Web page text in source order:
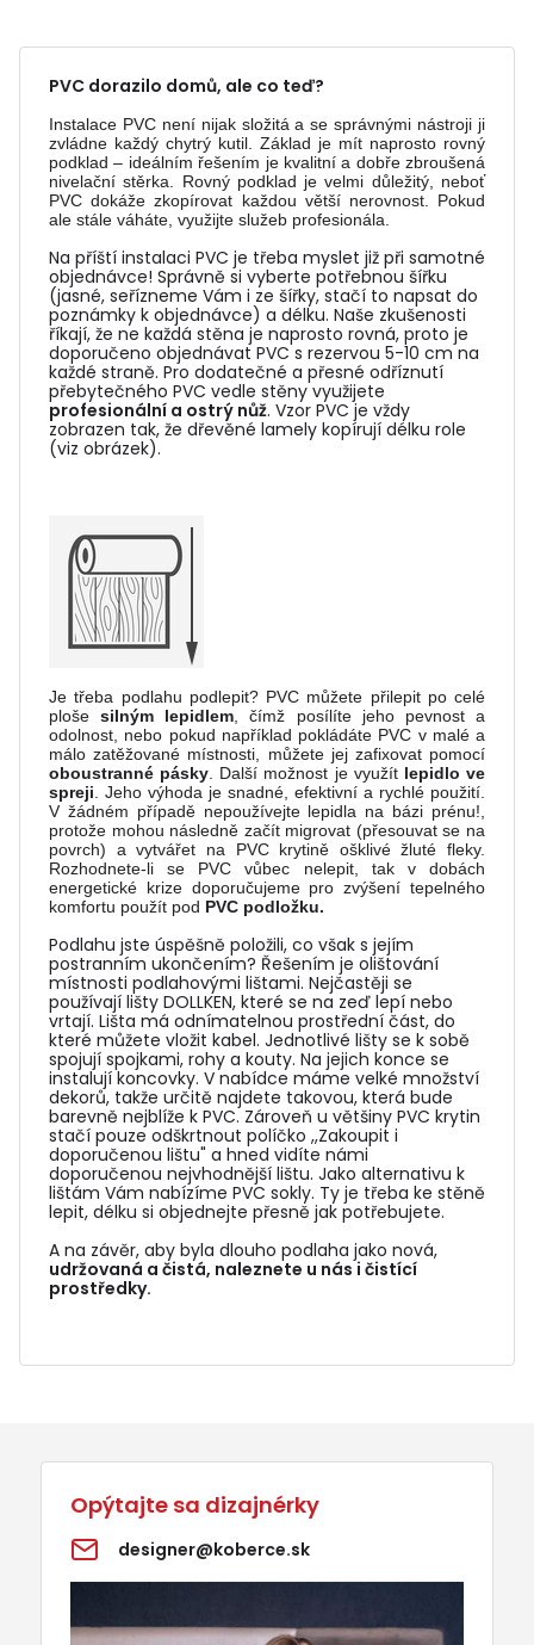
PVC dorazilo domů, ale co teď?
Instalace PVC není nijak složitá a se správnými nástroji ji
zvládne každý chytrý kutil. Základ je mít naprosto rovný
podklad – ideálním řešením je kvalitní a dobře zbroušená
nivelační stěrka. Rovný podklad je velmi důležitý, neboť
PVC dokáže zkopírovat každou větší nerovnost. Pokud
ale stále váháte, využijte služeb profesionála.
Na příští instalaci PVC je třeba myslet již při samotné
objednávce! Správně si vyberte potřebnou šířku
(jasné, seřízneme Vám i ze šířky, stačí to napsat do
poznámky k objednávce) a délku. Naše zkušenosti
říkají, že ne každá stěna je naprosto rovná, proto je
doporučeno objednávat PVC s rezervou 5-10 cm na
každé straně. Pro dodatečné a přesné odříznutí
přebytečného PVC vedle stěny využijete
profesionální a ostrý nůž. Vzor PVC je vždy
zobrazen tak, že dřevěné lamely kopírují délku role
(viz obrázek).
Je třeba podlahu podlepit? PVC můžete přilepit po celé
plošesilným lepidlem, čímž posílíte jeho pevnost a
odolnost, nebo pokud například pokládáte PVC v malé a
málo zatěžované místnosti, můžete jej zafixovat pomocí
oboustranné pásky. Další možnost je využít lepidlo ve
spreji. Jeho výhoda je snadné, efektivní a rychlé použití.
V žádném případě nepoužívejte lepidla na bázi prénu!,
protože mohou následně začít migrovat (přesouvat se na
povrch) a vytvářet na PVC krytině ošklivé žluté fleky.
Rozhodnete-li se PVC vůbec nelepit, tak v dobách
energetické krize doporučujeme pro zvýšení tepelného
komfortu použít pod PVC podložku.
Podlahu jste úspěšně položili, co však s jejím
postranním ukončením? Řešením je olištování
místnosti podlahovými lištami. Nejčastěji se
používají lišty DOLLKEN, které se na zeď lepí nebo
vrtají. Lišta má odnímatelnou prostřední část, do
které můžete vložit kabel. Jednotlivé lišty se k sobě
spojují spojkami, rohy a kouty. Na jejich konce se
instalují koncovky. V nabídce máme velké množství
dekorů, takže určitě najdete takovou, která bude
barevně nejblíže k PVC. Zároveň u většiny PVC krytin
stačí pouze odškrtnout políčko ,,Zakoupit i
doporučenou lištu" a hned vidíte námi
doporučenou nejvhodnější lištu. Jako alternativu k
lištám Vám nabízíme PVC sokly. Ty je třeba ke stěně
lepit, délku si objednejte přesně jak potřebujete.
A na závěr, aby byla dlouho podlaha jako nová,
udržovaná a čistá, naleznete u nás i čistící
prostředky.
Opýtajte sa dizajnérky
designer@koberce.sk